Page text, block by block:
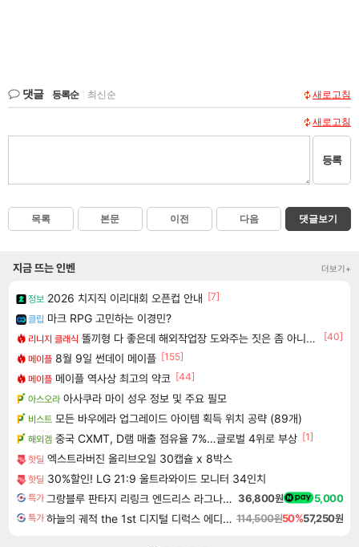
댓글 등록순 최신순 새로고침
새로고침
등록
목록 본문 이전 다음 댓글보기
지금 뜨는 인벤 더보기+
정보 2026 치지직 이리대회 오픈컵 안내 [7]
클립 마크 RPG 고민하는 이경민?
리니지 클래식 똘끼형 다 좋은데 해외작업장 도와주는 짓은 좀 아니지않냐?
[40]
메이플 8월 9일 썬데이 메이플 [155]
메이플 메이플 역사상 최고의 약코 [44]
아스오라 아사쿠라 마이 성우 정보 및 주요 필모
비스트 모든 바우에라 업그레이드 아이템 획득 위치 공략 (89개)
해외겜 중국 CXMT, D램 매출 점유율 7%…글로벌 4위로 부상 [1]
핫딜 엑스트라버진 올리브오일 30캡슐 x 8박스
핫딜 30%할인! LG 21:9 울트라와이드 모니터 34인치
특가 그랑블루 판타지 리링크 엔드리스 라그나로크 업그레이드 킷 Granblue Fantasy Relink Endless Ragnarok Upgrade Kit DLC 36,800원 5,000
특가 하늘의 궤적 the 1st 디지털 디럭스 에디션 Sora no Kiseki the 1st Digital Deluxe Edition 114,500원50%57,250원